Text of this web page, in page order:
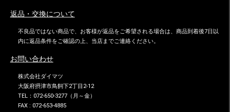
返品・交換について
不良品ではない商品で、お客様が返品をご希望される場合は、商品到着後7日以
内に返品条件をご確認の上、当店までご連絡ください。
お問い合わせ
株式会社ダイマツ
大阪府摂津市鳥飼下2丁目2-12
TEL：072-650-3277（月～金）
FAX : 072-653-4885